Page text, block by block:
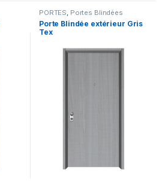
PORTES, Portes Blindées
Porte Blindée extérieur Gris
Tex